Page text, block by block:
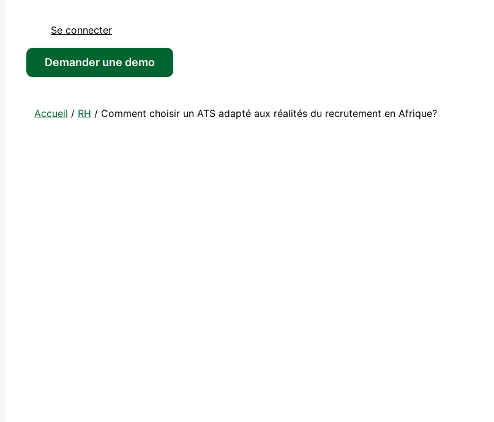
Se connecter
Demander une demo
Accueil / RH / Comment choisir un ATS adapté aux réalités du recrutement en Afrique?